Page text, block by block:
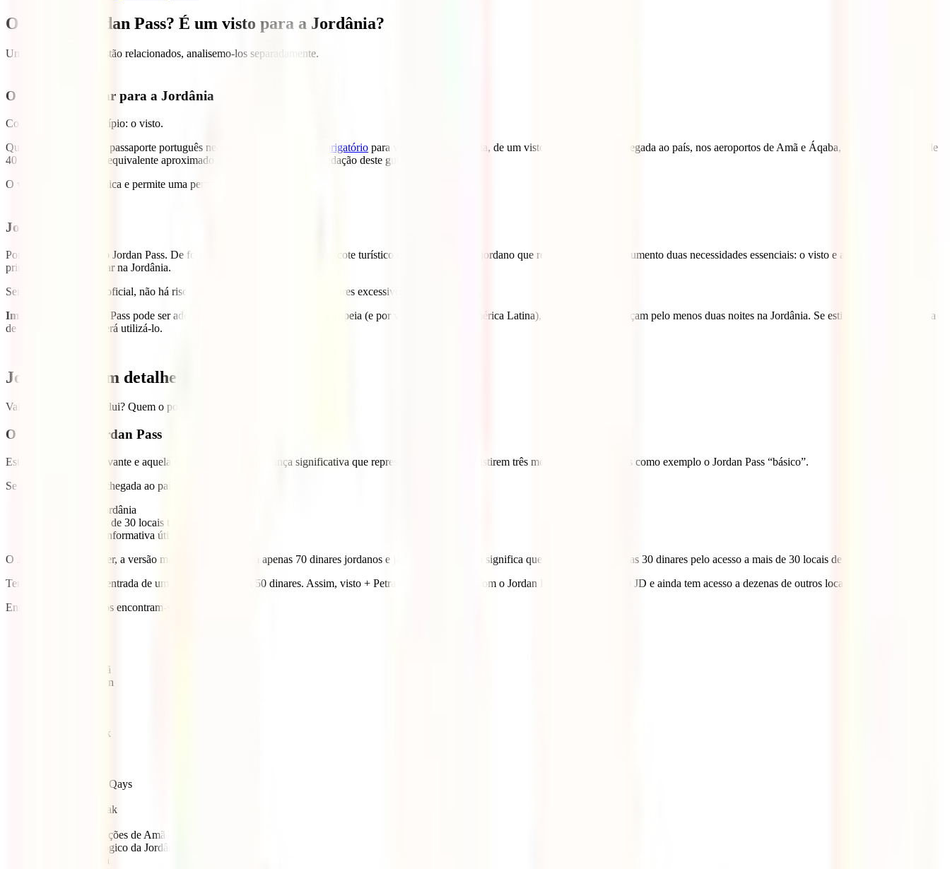
O que é o Jordan Pass? É um visto para a Jordânia?
Uma vez que ambos estão relacionados, analisemo-los separadamente.
O visto para viajar para a Jordânia
Comecemos pelo princípio: o visto.
Qualquer viajante com passaporte português necessita, como
requisito obrigatório para viajar para a Jordânia, de um visto. Este é obtido à chegada ao país, nos aeroportos de Amã e Áqaba, após o pagamento de
40 dinares jordanos (o equivalente aproximado a 48,67 euros à data de redação deste guia).
O visto é de entrada única e permite uma permanência até 30 dias no país.
Jordan Pass
Por outro lado, temos o Jordan Pass. De forma resumida, trata-se de um pacote turístico oficial do governo jordano que reúne num único documento duas necessidades essenciais: o visto e as entradas para os
principais locais a visitar na Jordânia.
Sendo um documento oficial, não há risco de ilegalidade nem de pagar valores excessivos a intermediários.
Importante:
O Jordan Pass pode ser adquirido por cidadãos da União Europeia (e por vários países da América Latina), desde que permaneçam pelo menos duas noites na Jordânia. Se estiver apenas em escala
de uma noite, não poderá utilizá-lo.
Jordan Pass em detalhe
Vale a pena? O que inclui? Quem o pode adquirir? Onde?
O que inclui o Jordan Pass
Esta é a parte mais relevante e aquela que demonstra a poupança significativa que representa. Apesar de existirem três modalidades, tomemos como exemplo o Jordan Pass “básico”.
Se o adquirir antes da chegada ao país, inclui:
O visto para a Jordânia
Entrada em mais de 30 locais turísticos
Documentação informativa útil para a viagem
O Jordan Pass Wanderer, a versão mais económica, custa apenas 70 dinares jordanos e já inclui o visto. Isto significa que estará a pagar apenas 30 dinares pelo acesso a mais de 30 locais de interesse.
Tenha em conta que a entrada de um dia em Petra custa 50 dinares. Assim, visto + Petra totalizam 90 JD. Com o Jordan Pass paga apenas 70 JD e ainda tem acesso a dezenas de outros locais.
Entre os locais incluídos encontram-se:
Cidadela de Amã
Castelo de Ajloun
Castelo de Karak
Museu de Umm Qays
Castelo de Shobak
Museu das Tradições de Amã
Museu Arqueológico da Jordânia
Museu de Aqaba